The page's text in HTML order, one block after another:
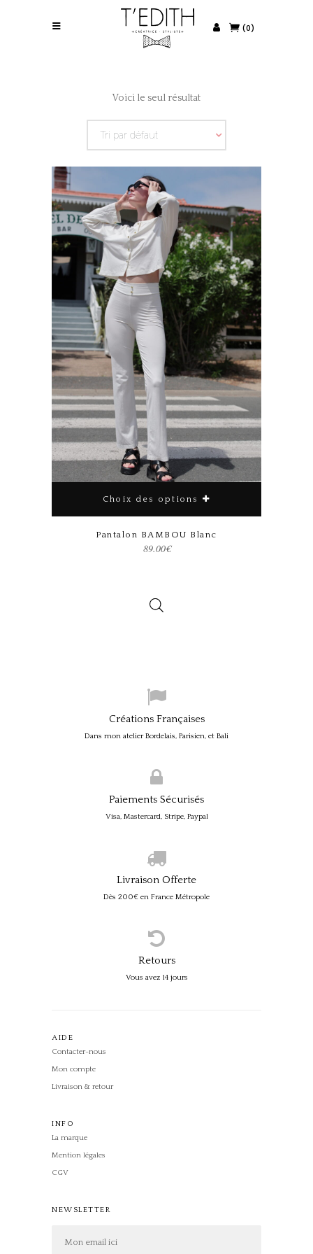
(0)
Voici le seul résultat
Tri par défaut
Choix des options
Ce produit a plusieurs variations. Les options peuvent être choisies sur la page du produit
Pantalon BAMBOU Blanc
89.00€
Créations Françaises
Dans mon atelier Bordelais, Parisien, et Bali
Paiements Sécurisés
Visa, Mastercard, Stripe, Paypal
Livraison Offerte
Dès 200€ en France Métropole
Retours
Vous avez 14 jours
AIDE
Contacter-nous
Mon compte
Livraison & retour
INFO
La marque
Mention légales
CGV
NEWSLETTER